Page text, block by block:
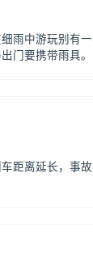
雨中游玩别有
门要携带雨具。
距离延长，事